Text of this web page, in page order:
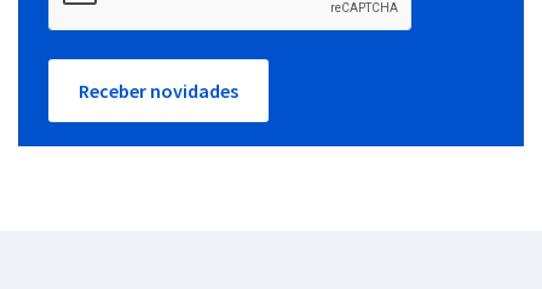
Receber novidades